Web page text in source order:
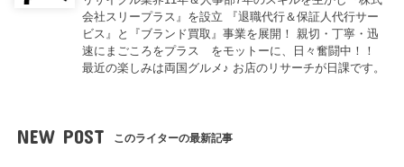
会社スリープラス』を設立 『退職代行＆保証人代行サー
ビス』と『ブランド買取』事業を展開！ 親切・丁寧・迅
速にまごころをプラス をモットーに、日々奮闘中！！
最近の楽しみは両国グルメ♪ お店のリサーチが日課です。
NEW POST このライターの最新記事